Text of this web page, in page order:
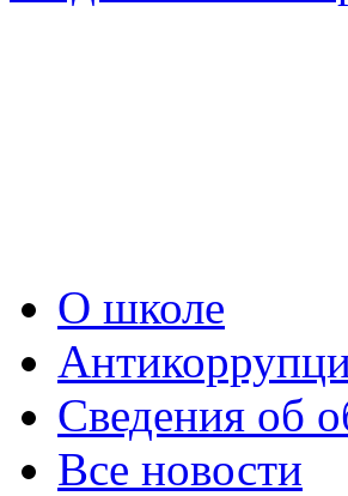
О школе
Сведения об
Все новости